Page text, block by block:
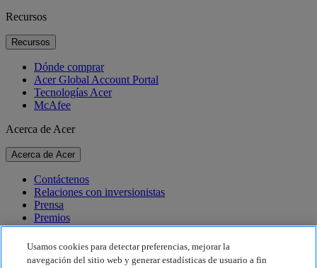
Recursos
Recursos
Dónde comprar
Acer Global Account Portal
Tecnologías Acer
McAfee
Acerca de Acer
Acerca de Acer
Contáctenos
Relaciones con inversionistas
Prensa
Premios
Eventos
Sostenibilidad
Usamos cookies para detectar preferencias, mejorar la
navegación del sitio web y generar estadísticas de usuario a fin